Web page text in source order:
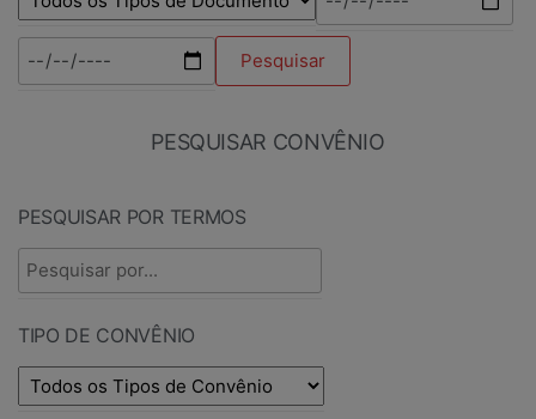
PESQUISAR CONVÊNIO
PESQUISAR POR TERMOS
TIPO DE CONVÊNIO